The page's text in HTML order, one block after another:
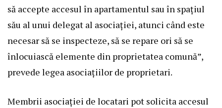
să accepte accesul în apartamentul sau în spațiul
său al unui delegat al asociației, atunci când este
necesar să se inspecteze, să se repare ori să se
înlocuiască elemente din proprietatea comună”,
prevede legea asociațiilor de proprietari.
Membrii asociației de locatari pot solicita accesul